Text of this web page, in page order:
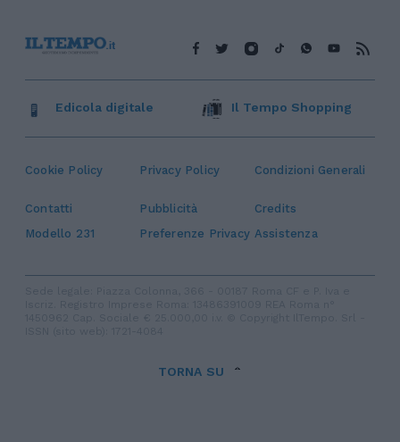
Cookie Policy Privacy Policy Condizioni Generali
Contatti Pubblicità
Credits
Modello 231
Preferenze Privacy Assistenza
Edicola digitale Il Tempo Shopping
TORNA SU